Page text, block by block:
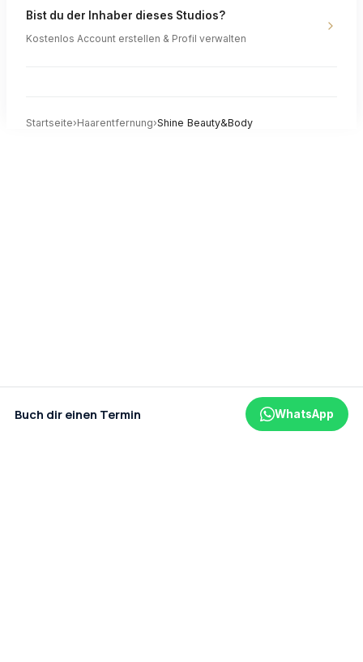
Bist du der Inhaber dieses Studios?
Kostenlos Account erstellen & Profil verwalten
Startseite›Haarentfernung›Shine Beauty&Body
Buch dir einen Termin WhatsApp